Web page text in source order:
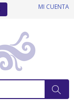
MI CUENTA